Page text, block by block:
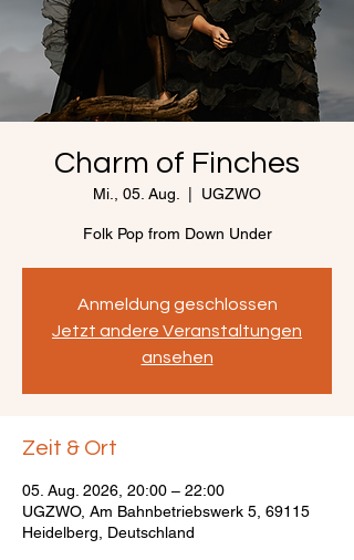
Charm of Finches
Mi., 05. Aug. UGZWO
Folk Pop from Down Under
Anmeldung geschlossen
Jetzt andere Veranstaltungen
ansehen
Zeit & Ort
05. Aug. 2026, 20:00 – 22:00
UGZWO, Am Bahnbetriebswerk 5, 69115
Heidelberg, Deutschland